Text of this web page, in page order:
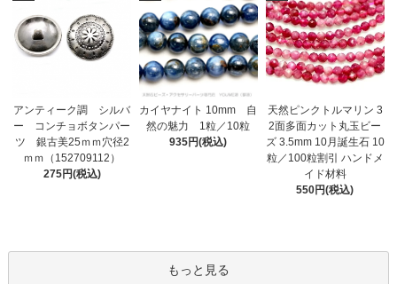
アンティーク調 シルバ
ー コンチョボタンパー
ツ 銀古美25ｍｍ穴径2
ｍｍ（152709112）
275円(税込)
カイヤナイト 10mm 自
然の魅力 1粒／10粒
935円(税込)
天然ピンクトルマリン 3
2面多面カット丸玉ビー
ズ 3.5mm 10月誕生石 10
粒／100粒割引 ハンドメ
イド材料
550円(税込)
もっと見る